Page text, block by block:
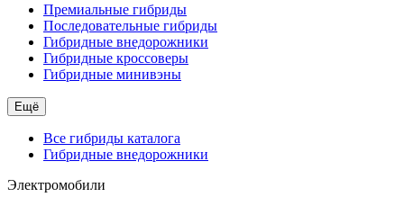
Премиальные гибриды
Последовательные гибриды
Гибридные внедорожники
Гибридные кроссоверы
Гибридные минивэны
Ещё
Все гибриды каталога
Гибридные внедорожники
Электромобили